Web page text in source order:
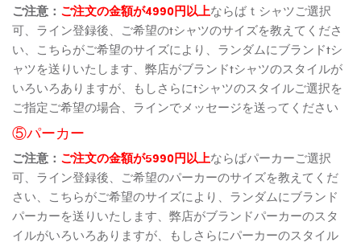
ご注意： ご注文の金額が4990円以上ならばｔシャツご選択
可、ライン登録後、ご希望のtシャツのサイズを教えてくださ
い、こちらがご希望のサイズにより、ランダムにブランドtシ
ャツを送りいたします、弊店がブランドtシャツのスタイルが
いろいろありますが、もしさらにtシャツのスタイルご選択を
ご指定ご希望の場合、ラインでメッセージを送ってください
⑤パーカー
ご注意： ご注文の金額が5990円以上ならばパーカーご選択
可、ライン登録後、ご希望のパーカーのサイズを教えてくだ
さい、こちらがご希望のサイズにより、ランダムにブランド
パーカーを送りいたします、弊店がブランドパーカーのスタ
イルがいろいろありますが、もしさらにパーカーのスタイル